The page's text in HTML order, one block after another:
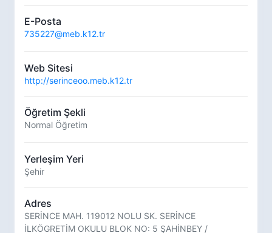
E-Posta
735227@meb.k12.tr
Web Sitesi
http://serinceoo.meb.k12.tr
Öğretim Şekli
Normal Öğretim
Yerleşim Yeri
Şehir
Adres
SERİNCE MAH. 119012 NOLU SK. SERİNCE
İLKÖGRETİM OKULU BLOK NO: 5 ŞAHİNBEY /